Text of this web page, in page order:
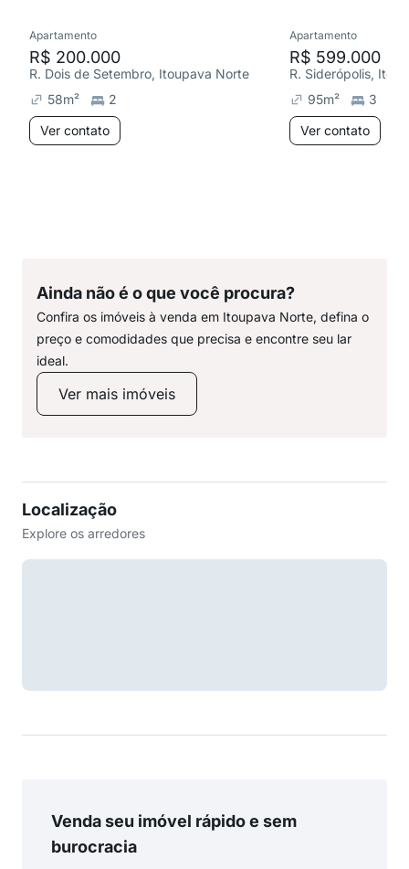
Apartamento
R$ 200.000
R. Dois de Setembro, Itoupava Norte
58m²
2
Ver contato
Apartamento
R$ 599.000
R. Siderópolis,
95m² 3
Ver contato
Ainda não é o que você procura?
Confira os imóveis à venda em Itoupava Norte, defina o
preço e comodidades que precisa e encontre seu lar
ideal.
Ver mais imóveis
Localização
Explore os arredores
Venda seu imóvel rápido e sem
burocracia